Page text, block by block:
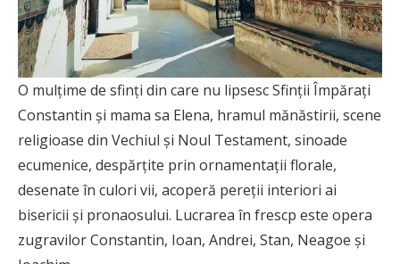
O mulțime de sfinți din care nu lipsesc Sfinții Împărați
Constantin și mama sa Elena, hramul mănăstirii, scene
religioase din Vechiul și Noul Testament, sinoade
ecumenice, despărțite prin ornamentații florale,
desenate în culori vii, acoperă pereții interiori ai
bisericii și pronaosului. Lucrarea în frescp este opera
zugravilor Constantin, Ioan, Andrei, Stan, Neagoe și